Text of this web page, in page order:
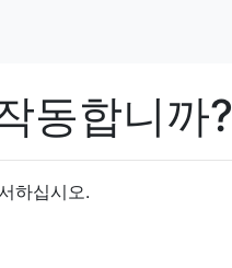
동합니까?
하십시오.